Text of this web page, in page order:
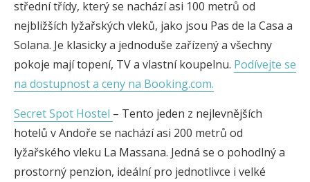
střední třídy, který se nachází asi 100 metrů od
nejbližších lyžařských vleků, jako jsou Pas de la Casa a
Solana. Je klasicky a jednoduše zařízený a všechny
pokoje mají topení, TV a vlastní koupelnu. Podívejte se
na dostupnost a ceny na Booking.com.
Secret Spot Hostel – Tento jeden z nejlevnějších
hotelů v Andoře se nachází asi 200 metrů od
lyžařského vleku La Massana. Jedná se o pohodlný a
prostorný penzion, ideální pro jednotlivce i velké